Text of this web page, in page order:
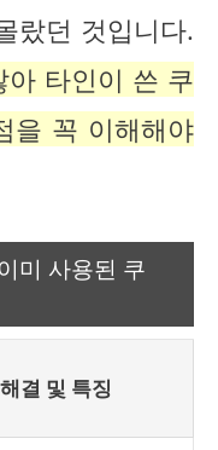
랐던 것입니다.
타인이 쓴 쿠
을 꼭 이해해야
미 사용된 쿠
해결 및 특징